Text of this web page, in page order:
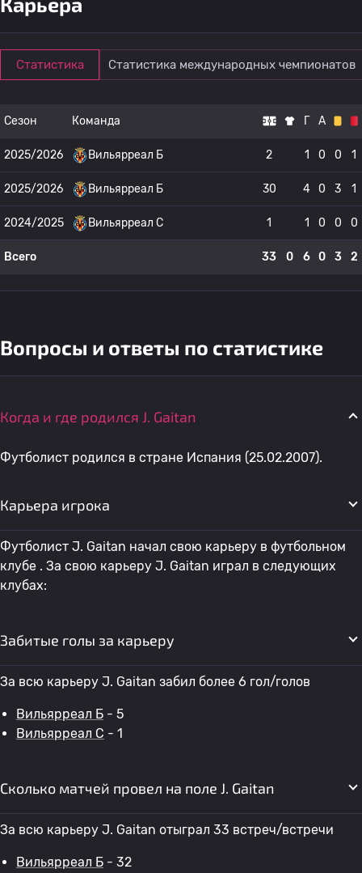
Статистика Статистика международных чемпионатов
Сезон Команда Г А
2025/2026 Вильярреал Б 2 1 0 0 1
2025/2026 Вильярреал Б 30 4 0 3 1
2024/2025 Вильярреал C 1 1 0 0 0
Всего 33 0 6 0 3 2
Вопросы и ответы по статистике
Когда и где родился J. Gaitan
Футболист родился в стране Испания (25.02.2007).
Карьера игрока
Футболист J. Gaitan начал свою карьеру в футбольном
клубе . За свою карьеру J. Gaitan играл в следующих
клубах:
Забитые голы за карьеру
За всю карьеру J. Gaitan забил более 6 гол/голов
Вильярреал Б - 5
Вильярреал C - 1
Сколько матчей провел на поле J. Gaitan
За всю карьеру J. Gaitan отыграл 33 встреч/встречи
Вильярреал Б - 32